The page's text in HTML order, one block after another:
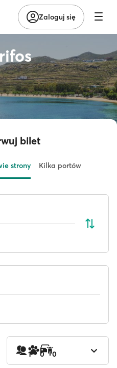
Zaloguj się
bilet
strony Kilka portów
1 0 0